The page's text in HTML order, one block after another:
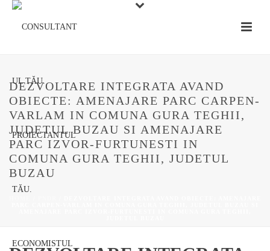
DEZVOLTARE INTEGRATA AVAND
OBIECTE: AMENAJARE PARC CARPEN-
VARLAM IN COMUNA GURA TEGHII,
JUDETUL BUZAU SI AMENAJARE
PARC IZVOR-FURTUNESTI IN
COMUNA GURA TEGHII, JUDETUL
BUZAU